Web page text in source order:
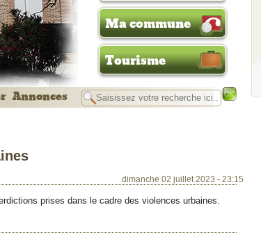
Annonces
Ma commune
Tourisme
dimanche 02 juillet 2023 - 23:15
prises dans le cadre des violences urbaines.